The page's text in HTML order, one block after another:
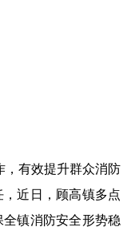
，有效提升群众消防
，近日，顾高镇多点
全镇消防安全形势稳